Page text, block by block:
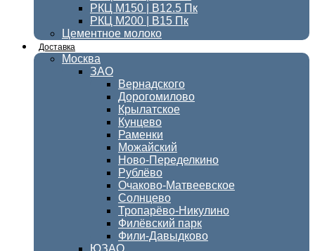
РКЦ М150 | B12.5 Пк
РКЦ М200 | B15 Пк
Цементное молоко
Доставка
Москва
ЗАО
Вернадского
Дорогомилово
Крылатское
Кунцево
Раменки
Можайский
Ново-Переделкино
Рублёво
Очаково-Матвеевское
Солнцево
Тропарёво-Никулино
Филёвский парк
Фили-Давыдково
ЮЗАО